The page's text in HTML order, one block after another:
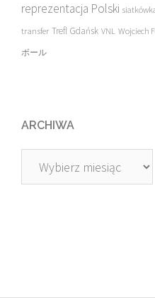
reprezentacja Polski
transfer Trefl Gdańsk VNL Wojciech
ボール
ARCHIWA
Archiwa